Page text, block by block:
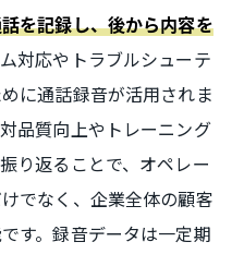
を記録し、後から内容を
対応やトラブルシューテ
に通話録音が活用されま
品質向上やトレーニング
り返ることで、オペレー
でなく、企業全体の顧客
す。録音データは一定期